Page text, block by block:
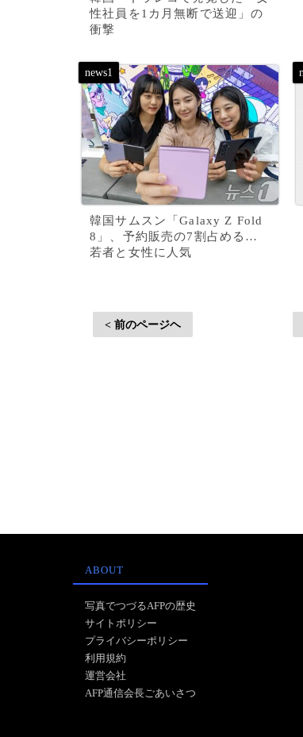
性社員を1カ月無断で送迎」の
衝撃
韓国サムスン「Galaxy Z Fold
8」、予約販売の7割占める…
若者と女性に人気
< 前のページヘ
ABOUT
写真でつづるAFPの歴史
サイトポリシー
プライバシーポリシー
利用規約
運営会社
AFP通信会長ごあいさつ